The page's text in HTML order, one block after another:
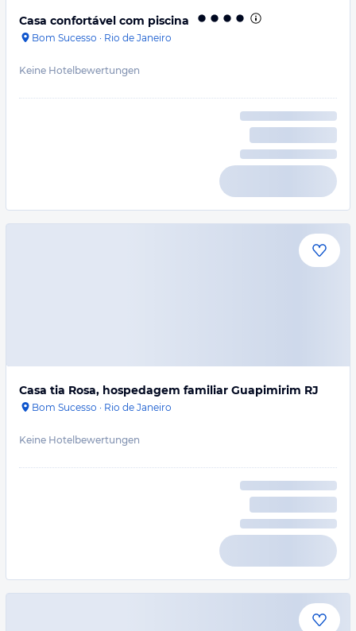
Casa confortável com piscina
Bom Sucesso · Rio de Janeiro
Keine Hotelbewertungen
Casa tia Rosa, hospedagem familiar Guapimirim RJ
Bom Sucesso · Rio de Janeiro
Keine Hotelbewertungen